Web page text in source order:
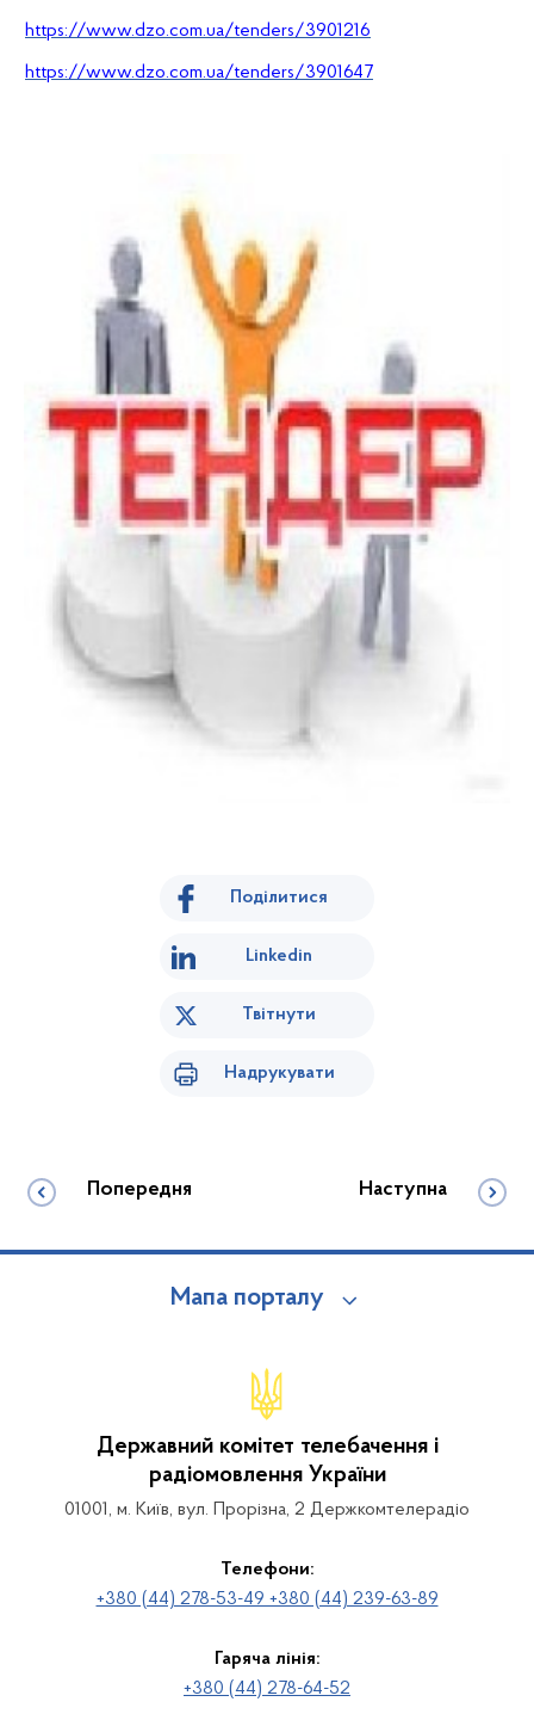
https://www.dzo.com.ua/tenders/3901216
https://www.dzo.com.ua/tenders/3901647
Поділитися
Linkedin
Твітнути
Надрукувати
Попередня Наступна
Мапа порталу
Державний комітет телебачення і
радіомовлення України
01001, м. Київ, вул. Прорізна, 2 Держкомтелерадіо
Телефони:
+380 (44) 278-53-49 +380 (44) 239-63-89
Гаряча лінія:
+380 (44) 278-64-52